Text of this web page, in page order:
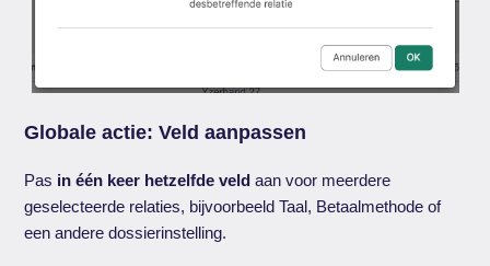
Globale actie: Veld aanpassen
Pas in één keer hetzelfde veldaan voor meerdere
geselecteerde relaties, bijvoorbeeld Taal, Betaalmethode of
een andere dossierinstelling.